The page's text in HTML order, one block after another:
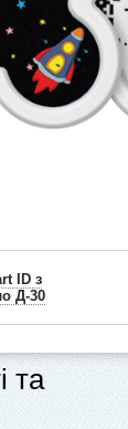
ID з
Д-30
та